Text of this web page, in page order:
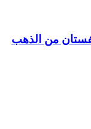
من الذهب